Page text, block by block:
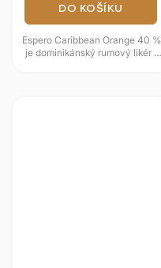
DO KOŠÍKU
Espero Caribbean Orange 40 %
je dominikánský rumový likér s